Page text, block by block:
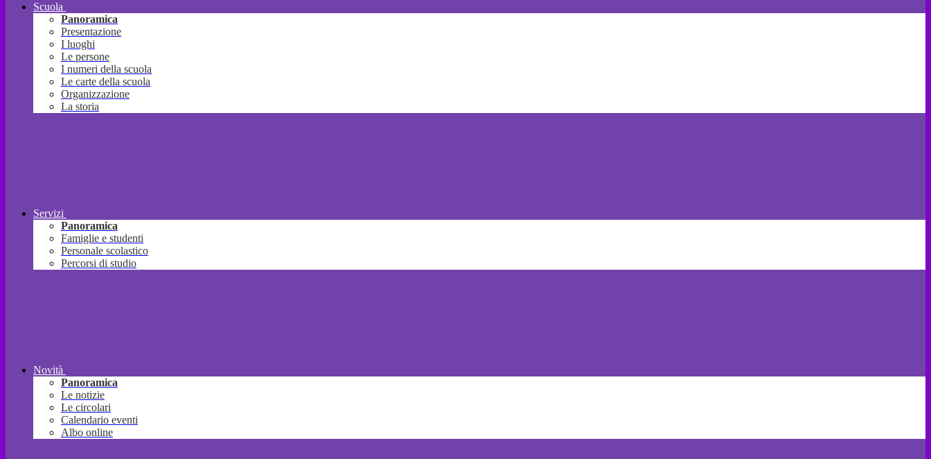
Scuola
Panoramica
Presentazione
I luoghi
Le persone
I numeri della scuola
Le carte della scuola
Organizzazione
La storia
Servizi
Panoramica
Famiglie e studenti
Personale scolastico
Percorsi di studio
Novità
Panoramica
Le notizie
Le circolari
Calendario eventi
Albo online